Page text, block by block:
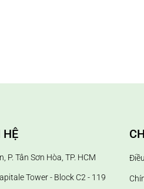
P. Tân Sơn Hòa, TP. HCM
Tower - Block C2 - 119